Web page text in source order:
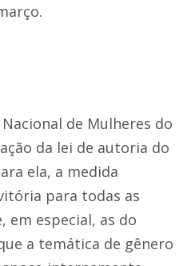
de Mulheres do
da lei de autoria do
ela, a medida
para todas as
em especial, as do
a temática de gênero